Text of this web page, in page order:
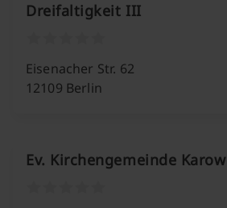
Dreifaltigkeit III
Eisenacher Str. 62
12109 Berlin
Ev. Kirchengemeinde Karow